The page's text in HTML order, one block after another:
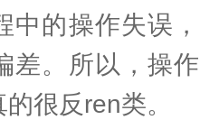
中的操作失误
差。所以，操
很反ren类。